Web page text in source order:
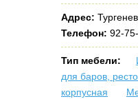
Адрес:
Телефон: 92-
Тип мебели:
для баров,
корпусная